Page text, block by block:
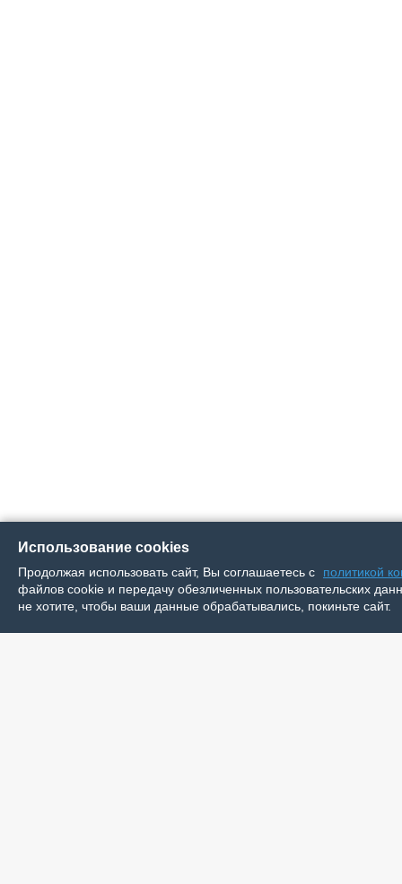
Использование cookies
Продолжая использовать сайт, Вы соглашаетесь с
политикой
файлов cookie и передачу обезличенных пользовательских
не хотите, чтобы ваши данные обрабатывались, покиньте сайт.